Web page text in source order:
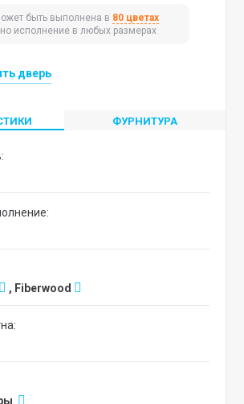
быть выполнена в 80 цветах
исполнение в любых размерах
дверь
ФУРНИТУРА
, Fiberwood